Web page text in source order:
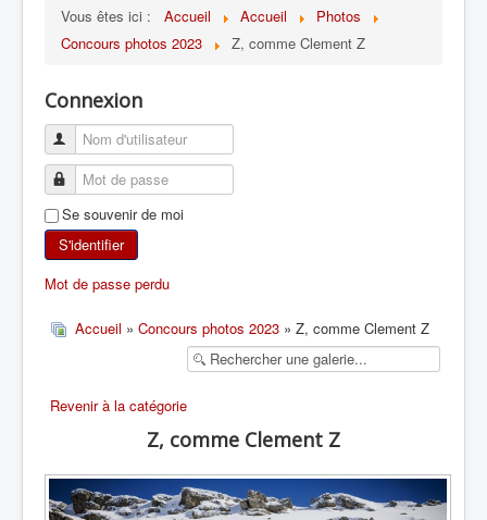
TOUT SUR LE GUMS
ESCALADE
ALPINISME
SKI DE RANDONNÉE
RANDONNÉE SPORTIVE
Vous êtes ici : Accueil Accueil
Photos
Concours photos 2023
Z, comme Clement Z
Connexion
Se souvenir de moi
S'identifier
Mot de passe perdu
Accueil » Concours photos 2023 » Z, comme Clement Z
Revenir à la catégorie
Z, comme Clement Z